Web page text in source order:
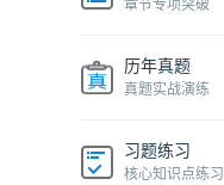
章节专项突破
历年真题
真题实战演练
习题练习
核心知识点练习